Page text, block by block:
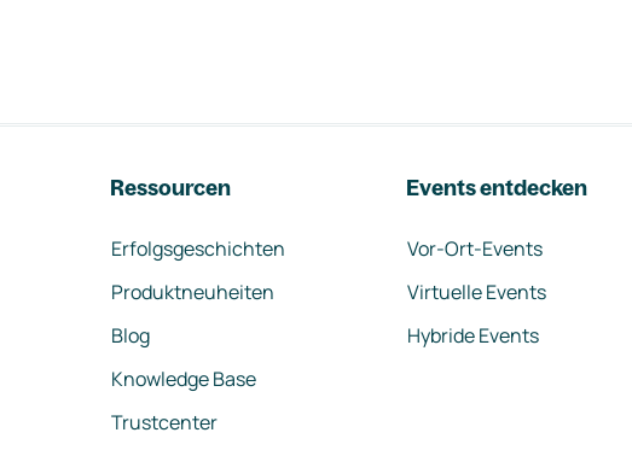
Ressourcen
Erfolgsgeschichten
Produktneuheiten
Blog
Knowledge Base
Trustcenter
Events entdecken
Vor-Ort-Events
Virtuelle Events
Hybride Events